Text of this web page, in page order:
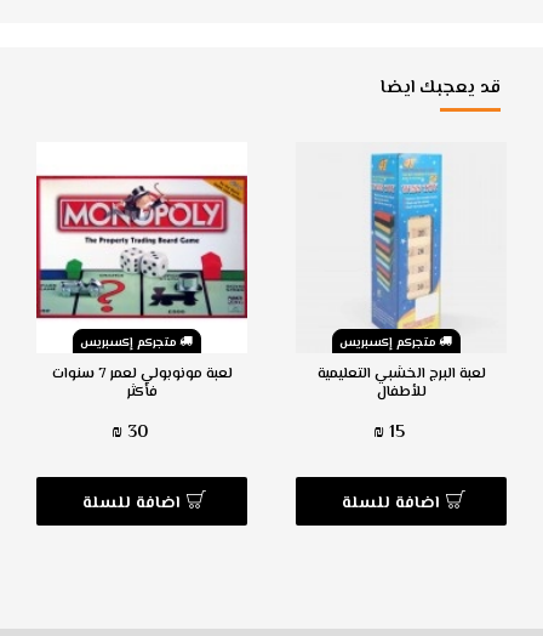
قد يعجبك ايضا
متجركم إكسبريس
لعبة البرج الخشبي التعليمية
للأطفال
15 ₪
اضافة للسلة
متجركم إكسبريس
لعبة مونوبولي لعمر 7 سنوات
فأكثر
30 ₪
اضافة للسلة